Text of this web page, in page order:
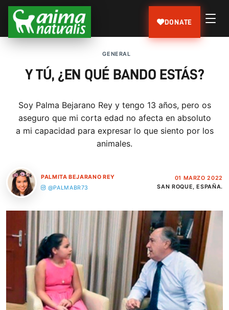
DONATE
GENERAL
Y TÚ, ¿EN QUÉ BANDO ESTÁS?
Soy Palma Bejarano Rey y tengo 13 años, pero os
aseguro que mi corta edad no afecta en absoluto
a mi capacidad para expresar lo que siento por los
animales.
PALMITA BEJARANO REY
@PALMABR73
01 MARZO 2022
SAN ROQUE, ESPAÑA.